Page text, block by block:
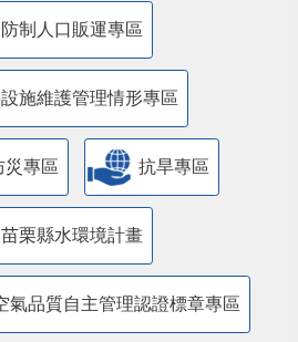
防制人口販運專區
施維護管理情形專區
災專區 抗旱專區
苗栗縣水環境計畫
氣品質自主管理認證標章專區